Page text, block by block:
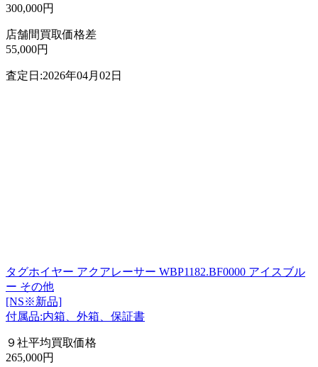
300,000円
店舗間買取価格差
55,000円
査定日:2026年04月02日
タグホイヤー アクアレーサー WBP1182.BF0000 アイスブル
ー その他
[NS※新品]
付属品:内箱、外箱、保証書
９社平均買取価格
265,000円